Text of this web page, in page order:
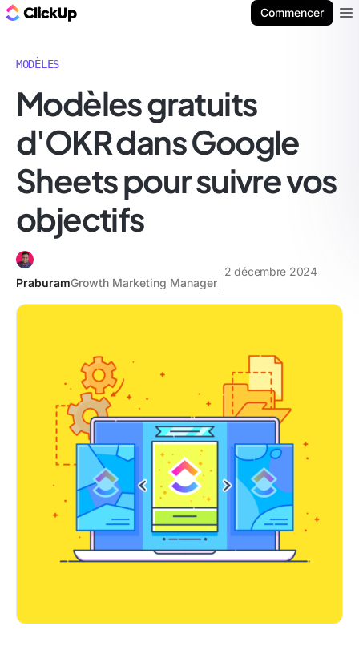
Commencer
MODÈLES
Modèles gratuits
d'OKR dans Google
Sheets pour suivre vos
objectifs
PraburamGrowth Marketing Manager
2 décembre 2024